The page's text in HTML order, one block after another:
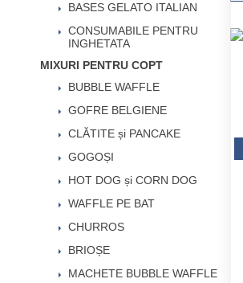
BASES GELATO ITALIAN
CONSUMABILE PENTRU
INGHETATA
MIXURI PENTRU COPT
BUBBLE WAFFLE
GOFRE BELGIENE
CLĂTITE și PANCAKE
GOGOȘI
HOT DOG și CORN DOG
WAFFLE PE BAT
CHURROS
BRIOȘE
MACHETE BUBBLE WAFFLE